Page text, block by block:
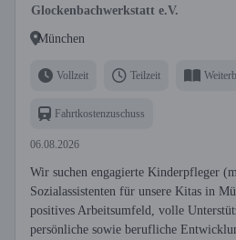
Glockenbachwerkstatt e.V.
München
Vollzeit Teilzeit
Fahrtkostenzuschuss
06.08.2026
Wir suchen engagierte Kinderpfleger
Sozialassistenten für unsere Kitas in
positives Arbeitsumfeld, volle
persönliche sowie berufliche